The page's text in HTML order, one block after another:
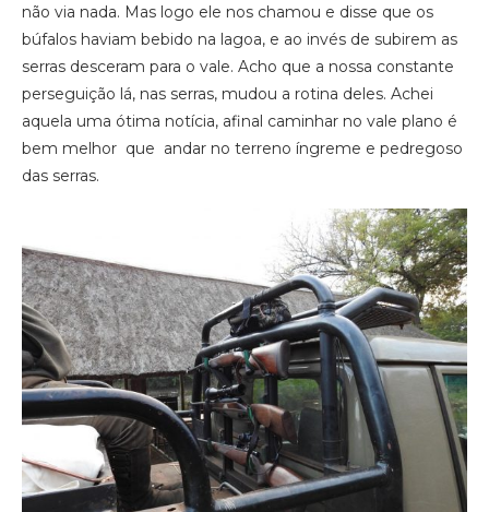
não via nada. Mas logo ele nos chamou e disse que os
búfalos haviam bebido na lagoa, e ao invés de subirem as
serras desceram para o vale. Acho que a nossa constante
perseguição lá, nas serras, mudou a rotina deles. Achei
aquela uma ótima notícia, afinal caminhar no vale plano é
bem melhor que andar no terreno íngreme e pedregoso
das serras.